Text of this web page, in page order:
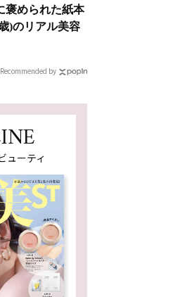
褒められた紙本
)のリアル美容
Recommended by
ューティ